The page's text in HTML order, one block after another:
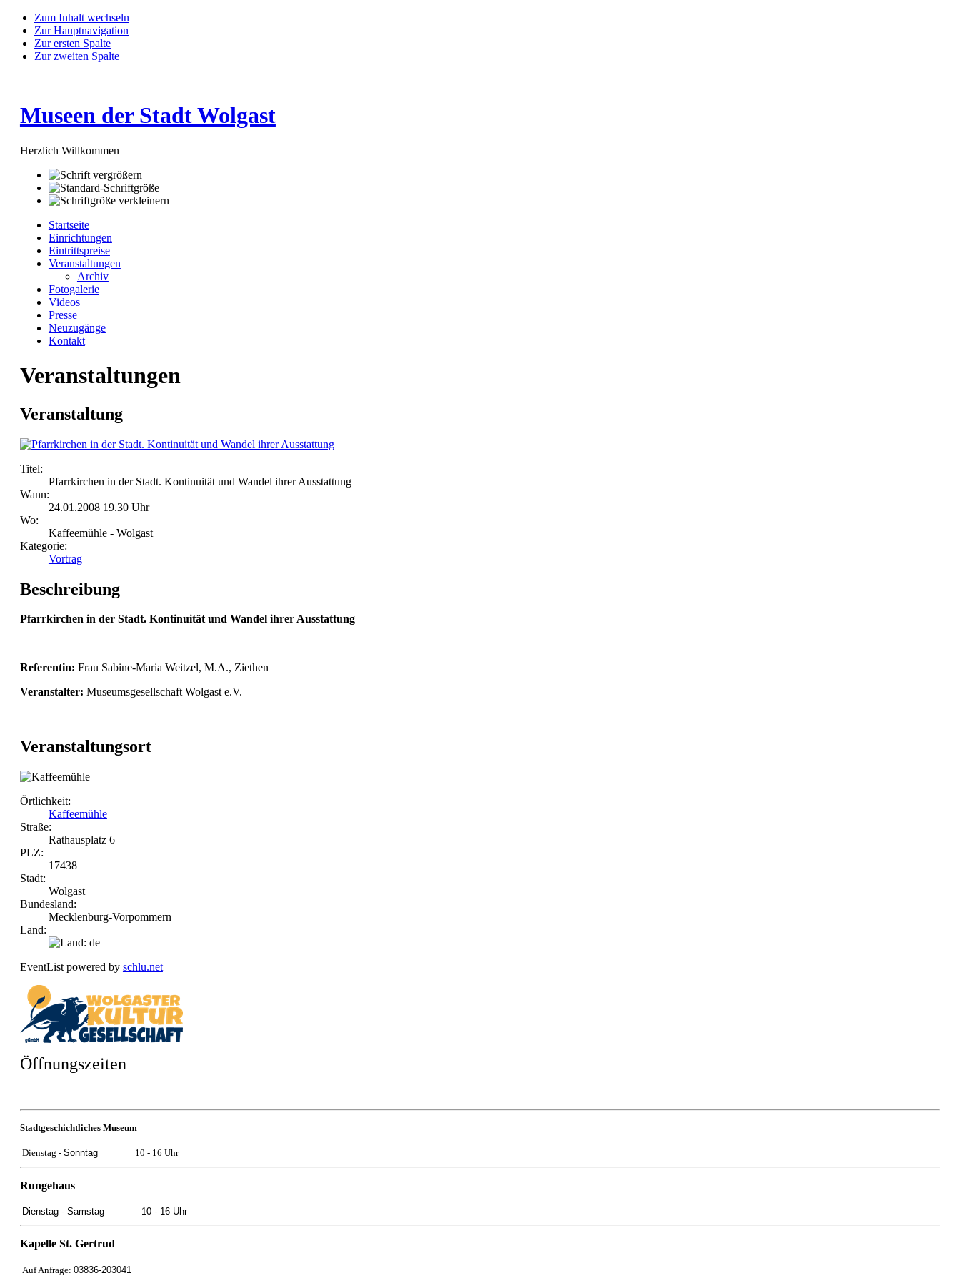
Zum Inhalt wechseln
Zur Hauptnavigation
Zur ersten Spalte
Zur zweiten Spalte
Museen der Stadt Wolgast
Herzlich Willkommen
Startseite
Einrichtungen
Eintrittspreise
Veranstaltungen
Archiv
Fotogalerie
Videos
Presse
Neuzugänge
Kontakt
Veranstaltungen
Veranstaltung
Titel:
Pfarrkirchen in der Stadt. Kontinuität und Wandel ihrer Ausstattung
Wann:
24.01.2008 19.30 Uhr
Wo:
Kaffeemühle - Wolgast
Kategorie:
Vortrag
Beschreibung
Pfarrkirchen in der Stadt. Kontinuität und Wandel ihrer Ausstattung
Referentin: Frau Sabine-Maria Weitzel, M.A., Ziethen
Veranstalter: Museumsgesellschaft Wolgast e.V.
Veranstaltungsort
Örtlichkeit:
Kaffeemühle
Straße:
Rathausplatz 6
PLZ:
17438
Stadt:
Wolgast
Bundesland:
Mecklenburg-Vorpommern
Land:
EventList powered by schlu.net
Öffnungszeiten
Stadtgeschichtliches Museum
Dienstag - Sonntag 10 - 16 Uhr
Rungehaus
Dienstag - Samstag 10 - 16 Uhr
Kapelle St. Gertrud
Auf Anfrage: 03836-203041